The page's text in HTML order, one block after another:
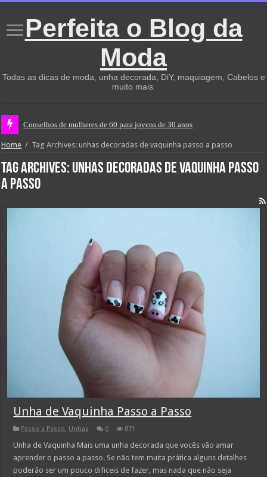
Perfeita o Blog da
Moda
Todas as dicas de moda, unha decorada, DiY, maquiagem, Cabelos e
muito mais.
Conselhos de mulheres de 60 para jovens de 30 anos
Home / Tag Archives: unhas decoradas de vaquinha passo a passo
Tag Archives: unhas decoradas de vaquinha passo
a passo
Unha de Vaquinha Passo a Passo
Passo a Passo, Unhas 0 871
Unha de Vaquinha Mais uma unha decorada que vocês vão amar
aprender o passo a passo. Se não tem muita prática alguns detalhes
poderão ser um pouco dificeis de fazer, mas nada que não seja